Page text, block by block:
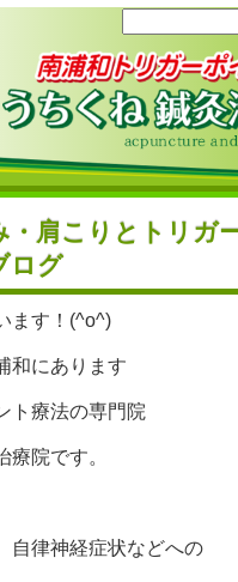
・肩こりとトリガ
ログ
ます！(^o^)
和にあります
ト療法の専門院
療院です。
自律神経症状などへの